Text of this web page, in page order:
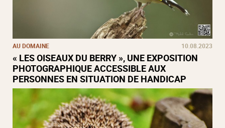
AU DOMAINE 10.08.2023
« LES OISEAUX DU BERRY », UNE EXPOSITION
PHOTOGRAPHIQUE ACCESSIBLE AUX
PERSONNES EN SITUATION DE HANDICAP